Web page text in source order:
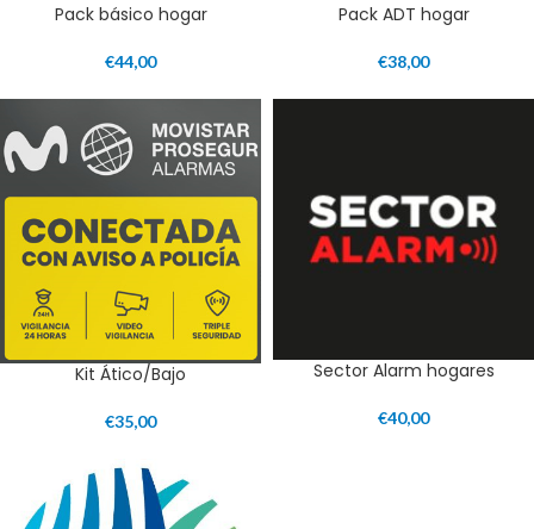
Pack básico hogar
€44,00
Pack ADT hogar
€38,00
Kit Ático/Bajo
€35,00
Sector Alarm hogares
€40,00